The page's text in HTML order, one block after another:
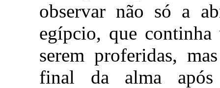
observar não só a
egípcio, que continha
serem proferidas,
final da alma